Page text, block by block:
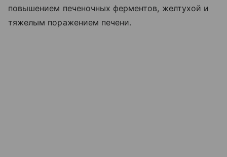
повышением печеночных ферментов, желтухой и
тяжелым поражением печени.